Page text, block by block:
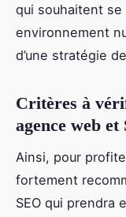
qui souhaitent se
environnement
d’une stratégie
Critères à
agence web et
Ainsi, pour
fortement
SEO qui prendra